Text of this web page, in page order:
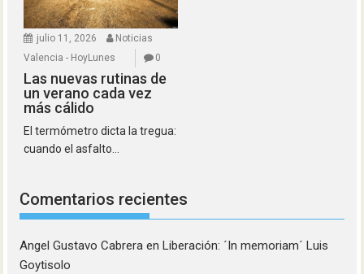
julio 11, 2026
Noticias
Valencia - HoyLunes
0
Las nuevas rutinas de
un verano cada vez
más cálido
El termómetro dicta la tregua:
cuando el asfalto...
Comentarios recientes
Angel Gustavo Cabrera enLiberación: ´In memoriam´ Luis
Goytisolo